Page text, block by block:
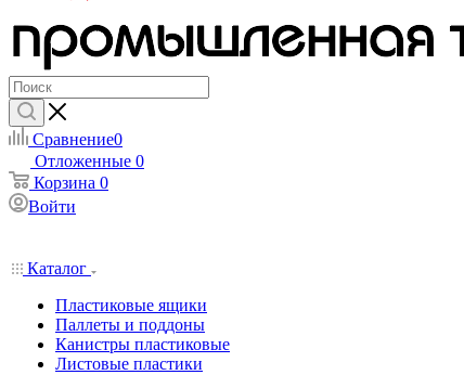
Сравнение0
Отложенные 0
Корзина 0
Войти
Каталог
Пластиковые ящики
Паллеты и поддоны
Канистры пластиковые
Листовые пластики